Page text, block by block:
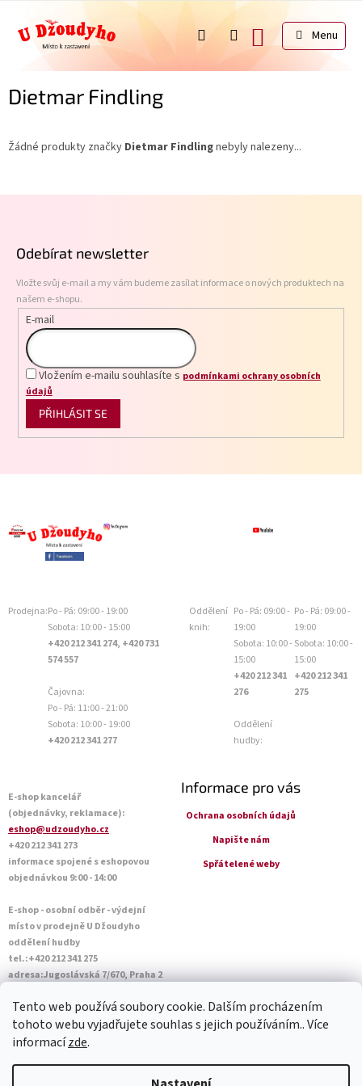
Tento web používá soubory cookie. Dalším procházením
tohoto webu vyjadřujete souhlas s jejich používáním.. Více
informacízde.
obsah
NÁKUPNÍ
KOŠÍK
Dietmar Findling
Žádné produkty značky Dietmar Findlingnebyly nalezeny...
Odebírat newsletter
Vložte svůj e-mail a my vám budeme zasílat informace o nových produktech na
našem e-shopu.
E-mail
Vložením e-mailu souhlasíte s podmínkami ochrany osobních
údajů
PŘIHLÁSIT SE
Prodejna:Po - Pá: 09:00 - 19:00
Sobota: 10:00 - 15:00
+420 212 341 274, +420 731
574 557
Čajovna:
Po - Pá: 11:00 - 21:00
Sobota: 10:00 - 19:00
+420 212 341 277
Oddělení
knih:
Po - Pá: 09:00 -
19:00
Sobota: 10:00 -
15:00
+420 212 341
276
Oddělení
hudby:
Po - Pá: 09:00 -
19:00
Sobota: 10:00 -
15:00
+420 212 341
275
E-shop kancelář
(objednávky, reklamace):
eshop@udzoudyho.cz
+420 212 341 273
informace spojené s eshopovou
objednávkou 9:00 - 14:00
E-shop - osobní odběr - výdejní
místo v prodejně U Džoudyho
oddělení hudby
tel.:+420 212 341 275
adresa:Jugoslávská 7/670, Praha 2
Sobota: 10:00 - 14:45
Informace pro vás
Ochrana osobních údajů
Napište nám
Spřátelené weby